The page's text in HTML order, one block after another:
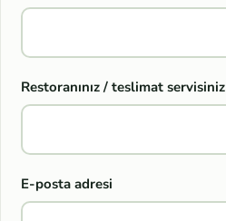
Restoranınız / teslimat servisiniz
E-posta adresi